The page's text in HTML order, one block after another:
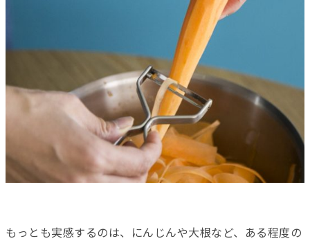
もっとも実感するのは、にんじんや大根など、ある程度の